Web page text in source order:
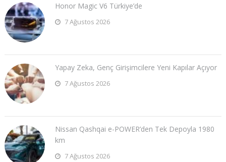
Honor Magic V6 Türkiye’de
7 Ağustos 2026
Yapay Zeka, Genç Girişimcilere Yeni Kapılar Açıyor
7 Ağustos 2026
Nissan Qashqai e-POWER’den Tek Depoyla 1980
km
7 Ağustos 2026